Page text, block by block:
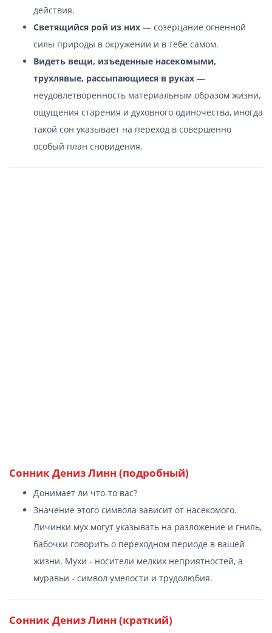
действия.
Светящийся рой из них — созерцание огненной
силы природы в окружении и в тебе самом.
Видеть вещи, изъеденные насекомыми,
трухлявые, рассыпающиеся в руках —
неудовлетворенность материальным образом жизни,
ощущения старения и духовного одиночества, иногда
такой сон указывает на переход в совершенно
особый план сновидения.
Сонник Дениз Линн (подробный)
Донимает ли что-то вас?
Значение этого символа зависит от насекомого.
Личинки мух могут указывать на разложение и гниль,
бабочки говорить о переходном периоде в вашей
жизни. Мухи - носители мелких неприятностей, а
муравьи - символ умелости и трудолюбия.
Сонник Дениз Линн (краткий)